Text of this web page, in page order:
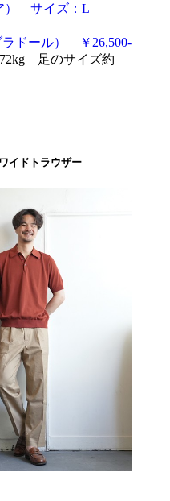
） サイズ：L
ラドール） ￥26,500-
足のサイズ約
ドトラウザー